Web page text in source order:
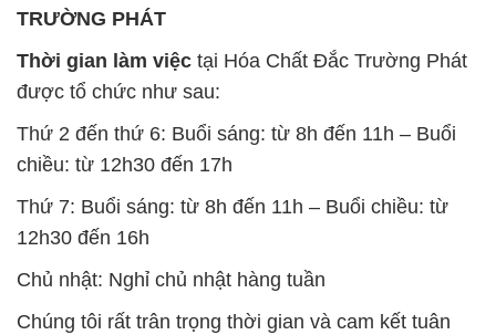
TRƯỜNG PHÁT
Thời gian làm việc tại Hóa Chất Đắc Trường Phát
được tổ chức như sau:
Thứ 2 đến thứ 6: Buổi sáng: từ 8h đến 11h – Buổi
chiều: từ 12h30 đến 17h
Thứ 7: Buổi sáng: từ 8h đến 11h – Buổi chiều: từ
12h30 đến 16h
Chủ nhật: Nghỉ chủ nhật hàng tuần
Chúng tôi rất trân trọng thời gian và cam kết tuân